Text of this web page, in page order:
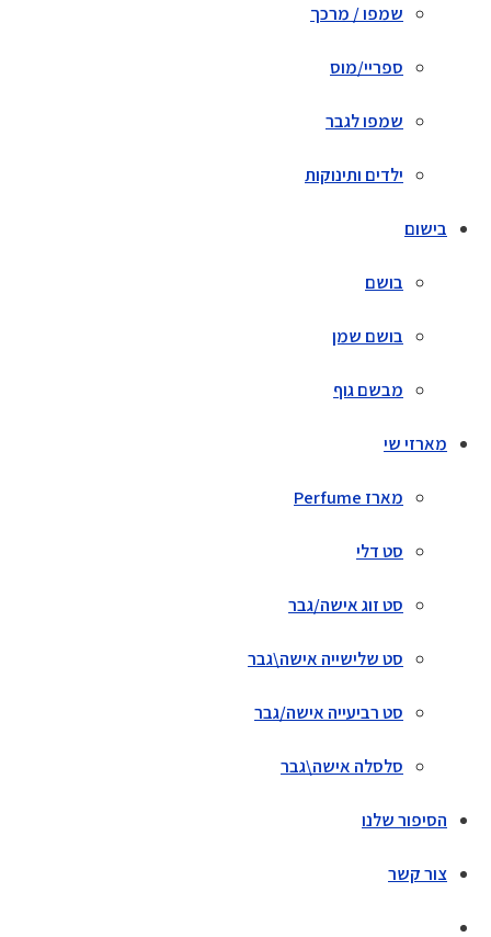
שמפו / מרכך
ספריי/מוס
שמפו לגבר
ילדים ותינוקות
בישום
בושם
בושם שמן
מבשם גוף
מארזי שי
מארז Perfume
סט דלי
סט זוג אישה/גבר
סט שלישייה אישה\גבר
סט רביעייה אישה/גבר
סלסלה אישה\גבר
הסיפור שלנו
צור קשר